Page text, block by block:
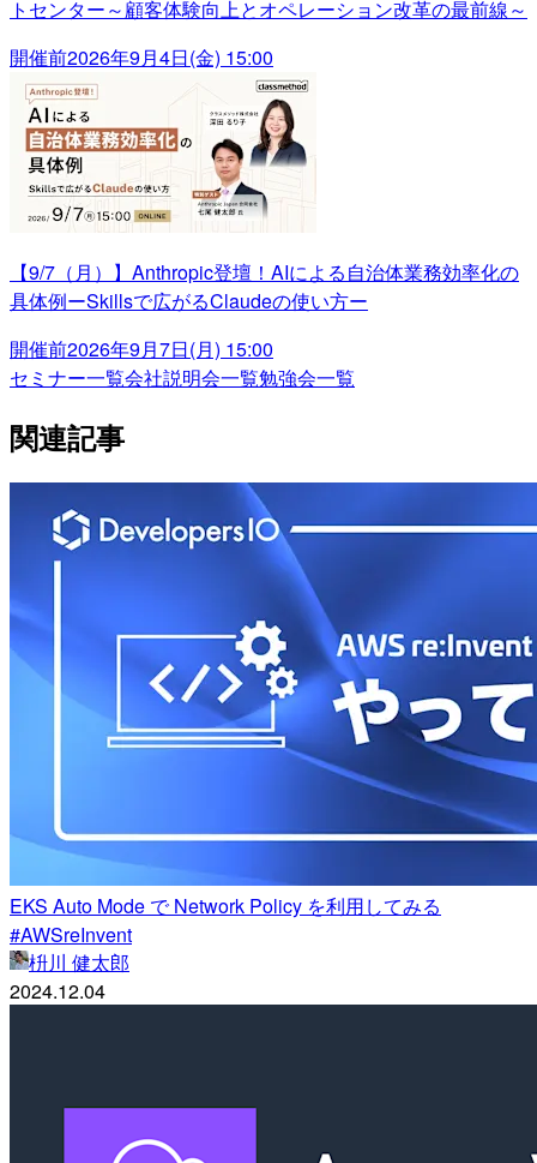
トセンター～顧客体験向上とオペレーション改革の最前線～
開催前2026年9月4日(金) 15:00
【9/7（月）】Anthropic登壇！AIによる自治体業務効率化の
具体例ーSkillsで広がるClaudeの使い方ー
開催前2026年9月7日(月) 15:00
セミナー一覧会社説明会一覧勉強会一覧
関連記事
EKS Auto Mode で Network Policy を利用してみる
#AWSreInvent
枡川 健太郎
2024.12.04